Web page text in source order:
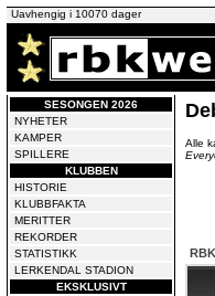
Uavhengig i 10070 dager
SESONGEN 2026
NYHETER
KAMPER
SPILLERE
KLUBBEN
HISTORIE
KLUBBFAKTA
MERITTER
REKORDER
STATISTIKK
LERKENDAL STADION
EKSKLUSIVT
Alle